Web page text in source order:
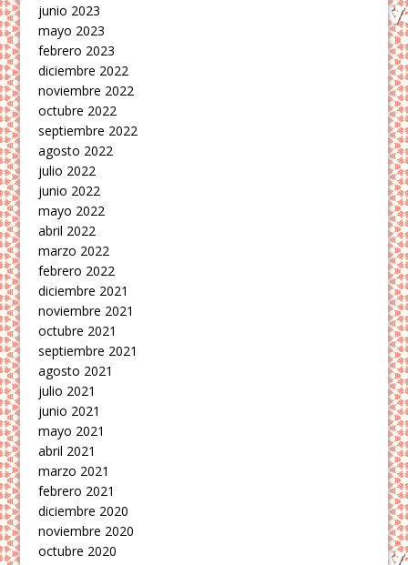
junio 2023
mayo 2023
febrero 2023
diciembre 2022
noviembre 2022
octubre 2022
septiembre 2022
agosto 2022
julio 2022
junio 2022
mayo 2022
abril 2022
marzo 2022
febrero 2022
diciembre 2021
noviembre 2021
octubre 2021
septiembre 2021
agosto 2021
julio 2021
junio 2021
mayo 2021
abril 2021
marzo 2021
febrero 2021
diciembre 2020
noviembre 2020
octubre 2020